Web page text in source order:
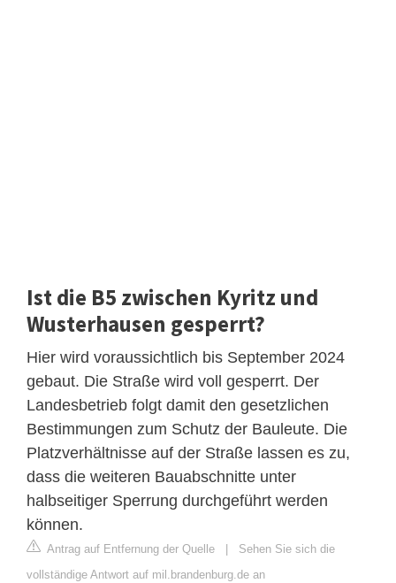
Ist die B5 zwischen Kyritz und
Wusterhausen gesperrt?
Hier wird voraussichtlich bis September 2024
gebaut. Die Straße wird voll gesperrt. Der
Landesbetrieb folgt damit den gesetzlichen
Bestimmungen zum Schutz der Bauleute. Die
Platzverhältnisse auf der Straße lassen es zu,
dass die weiteren Bauabschnitte unter
halbseitiger Sperrung durchgeführt werden
können.
Antrag auf Entfernung der Quelle | Sehen Sie sich die
vollständige Antwort auf mil.brandenburg.de an